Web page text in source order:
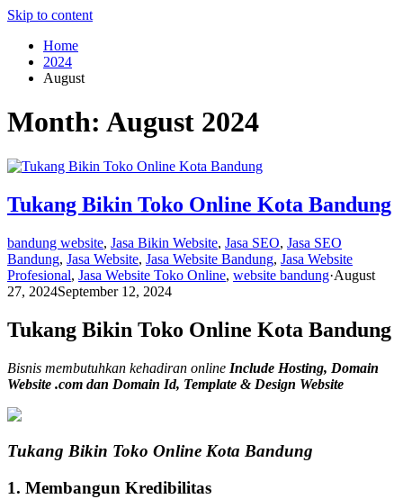
Skip to content
Home
2024
August
Month: August 2024
Tukang Bikin Toko Online Kota Bandung
bandung website, Jasa Bikin Website, Jasa SEO, Jasa SEO
Bandung, Jasa Website, Jasa Website Bandung, Jasa Website
Profesional, Jasa Website Toko Online, website bandung·August
27, 2024September 12, 2024
Tukang Bikin Toko Online Kota Bandung
Bisnis membutuhkan kehadiran online Include Hosting, Domain
Website .com dan Domain Id, Template & Design Website
Tukang Bikin Toko Online Kota Bandung
1. Membangun Kredibilitas